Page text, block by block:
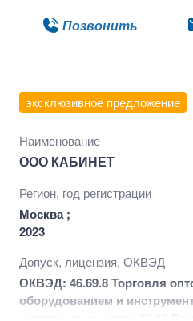
Позвонить
эксклюзивное предложение
Наименование
ООО КАБИНЕТ
Регион, год регистрации
Москва ;
2023
Допуск, лицензия, ОКВЭД
ОКВЭД: 46.69.8 Торговля
оборудованием и